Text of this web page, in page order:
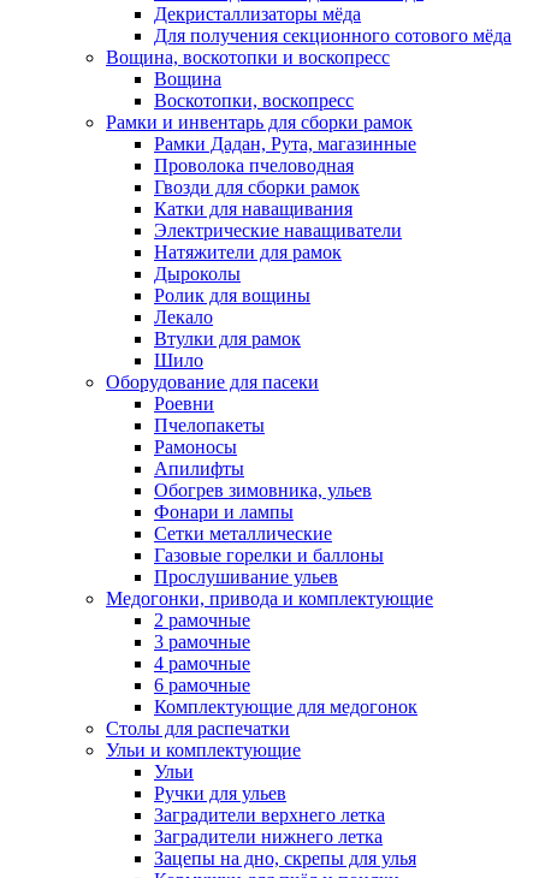
Декристаллизаторы мёда
Для получения секционного сотового мёда
Вощина, воскотопки и воскопресс
Вощина
Воскотопки, воскопресс
Рамки и инвентарь для сборки рамок
Рамки Дадан, Рута, магазинные
Проволока пчеловодная
Гвозди для сборки рамок
Катки для наващивания
Электрические наващиватели
Натяжители для рамок
Дыроколы
Ролик для вощины
Лекало
Втулки для рамок
Шило
Оборудование для пасеки
Роевни
Пчелопакеты
Рамоносы
Апилифты
Обогрев зимовника, ульев
Фонари и лампы
Сетки металлические
Газовые горелки и баллоны
Прослушивание ульев
Медогонки, привода и комплектующие
2 рамочные
3 рамочные
4 рамочные
6 рамочные
Комплектующие для медогонок
Столы для распечатки
Ульи и комплектующие
Ульи
Ручки для ульев
Заградители верхнего летка
Заградители нижнего летка
Зацепы на дно, скрепы для улья